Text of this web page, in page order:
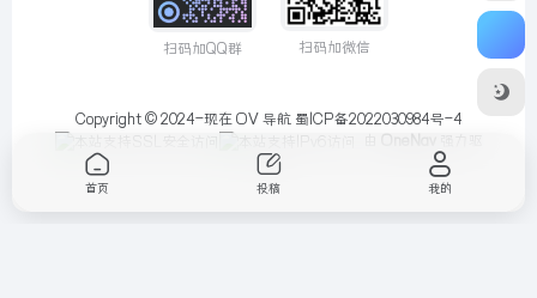
扫码加QQ群 扫码加微信
Copyright © 2024-现在 OV 导航 蜀ICP备2022030984号-4
动
首页 投稿 我的